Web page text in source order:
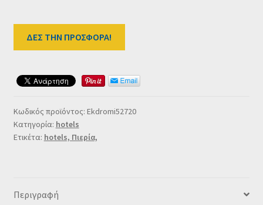
ΔΕΣ ΤΗΝ ΠΡΟΣΦΟΡΑ!
Κωδικός προϊόντος: Ekdromi52720
Κατηγορία: hotels
Ετικέτα: hotels, Πιερία,
Περιγραφή